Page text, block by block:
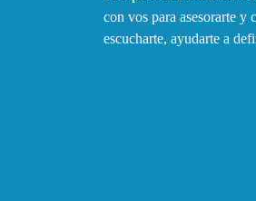
con vos para asesorarte y
escucharte, ayudarte a